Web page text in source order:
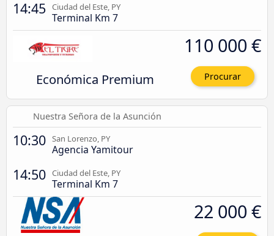
14:45 Ciudad del Este, PY
Terminal Km 7
Económica Premium
110 000 €
Procurar
Nuestra Señora de la Asunción
10:30 San Lorenzo, PY
Agencia Yamitour
14:50 Ciudad del Este, PY
Terminal Km 7
22 000 €